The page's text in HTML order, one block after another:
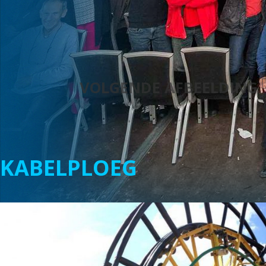
VOLGENDE AFBEELDING
KABELPLOEG